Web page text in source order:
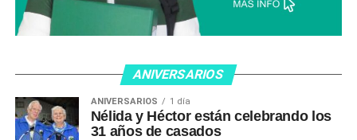
ANIVERSARIOS
ANIVERSARIOS 1 día
Nélida y Héctor están celebrando los
31 años de casados